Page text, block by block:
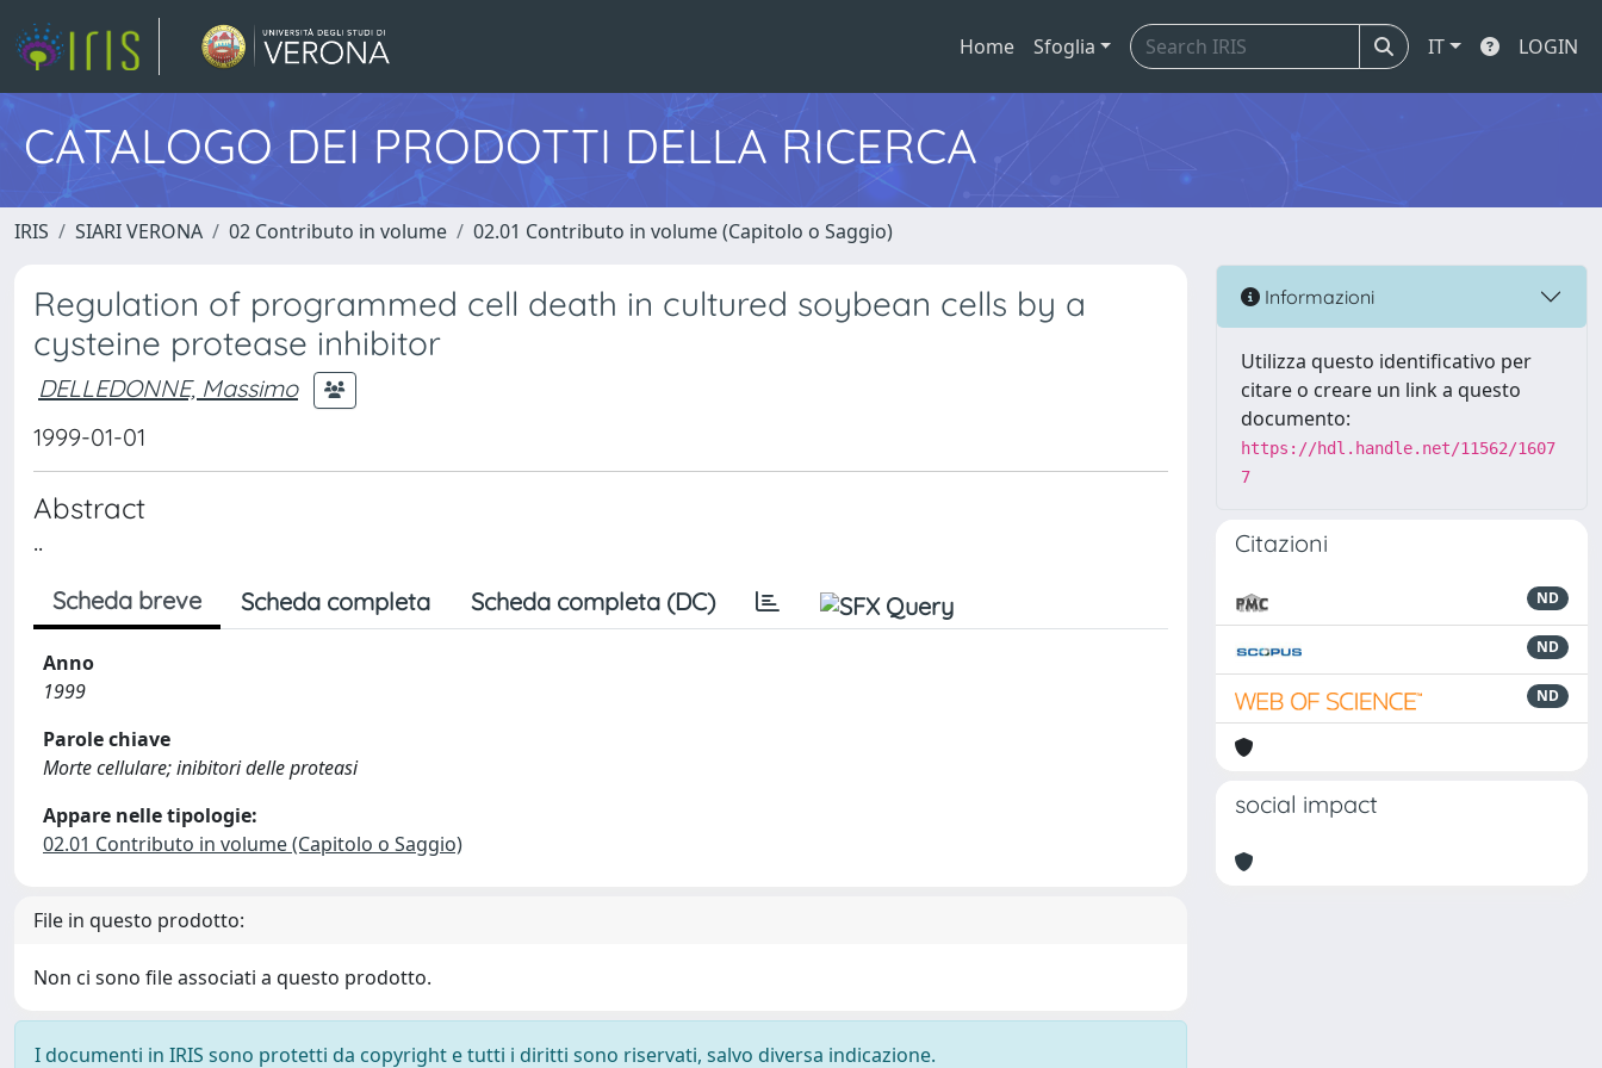
Home Sfoglia IT LOGIN
CATALOGO DEI PRODOTTI DELLA RICERCA
IRIS SIARI VERONA 02 Contributo in volume 02.01 Contributo in volume (Capitolo o Saggio)
Regulation of programmed cell death in cultured soybean cells by a
cysteine protease inhibitor
DELLEDONNE, Massimo
1999-01-01
Abstract
..
Scheda breve Scheda completa Scheda completa (DC)
Anno
1999
Parole chiave
Morte cellulare; inibitori delle proteasi
Appare nelle tipologie:
02.01 Contributo in volume (Capitolo o Saggio)
File in questo prodotto:
Non ci sono file associati a questo prodotto.
I documenti in IRIS sono protetti da copyright e tutti i diritti sono riservati, salvo diversa indicazione.
Informazioni
Utilizza questo identificativo per
citare o creare un link a questo
documento:
https://hdl.handle.net/11562/1607
7
Citazioni
ND
ND
ND
social impact